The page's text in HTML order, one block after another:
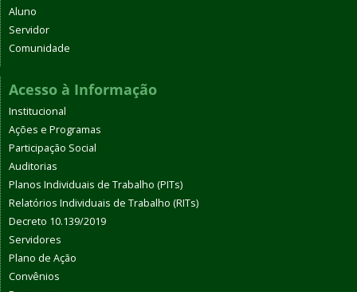
Aluno
Servidor
Comunidade
Acesso à Informação
Institucional
Ações e Programas
Participação Social
Auditorias
Planos Individuais de Trabalho (PITs)
Relatórios Individuais de Trabalho (RITs)
Decreto 10.139/2019
Servidores
Plano de Ação
Convênios